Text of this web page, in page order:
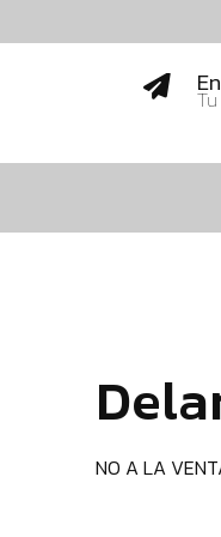
NO A LA